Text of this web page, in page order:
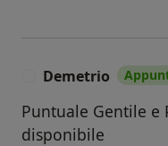
Demetrio
Puntuale Gentile e
disponibile